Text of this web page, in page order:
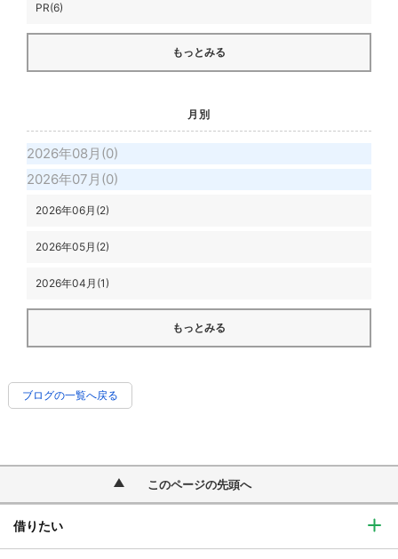
PR(6)
もっとみる
月別
2026年08月(0)
2026年07月(0)
2026年06月(2)
2026年05月(2)
2026年04月(1)
もっとみる
ブログの一覧へ戻る
このページの先頭へ
借りたい